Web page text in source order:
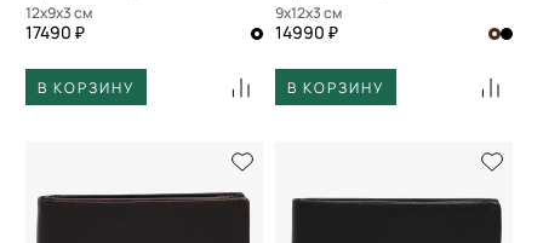
12x9x3 см
17490 ₽
В КОРЗИНУ
9x12x3 см
14990 ₽
В КОРЗИНУ